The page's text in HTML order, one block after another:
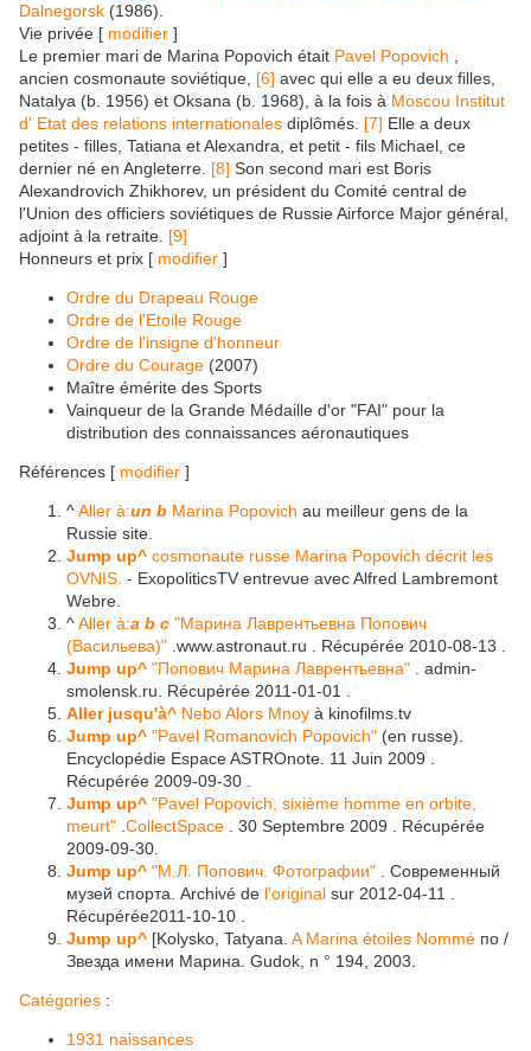
Dalnegorsk (1986).
Vie privée [ modifier ]
Le premier mari de Marina Popovich était Pavel Popovich
ancien cosmonaute soviétique, [6] avec qui elle a eu deux filles,
Natalya (b. 1956) et Oksana (b. 1968), à la fois à Moscou Institut
d' Etat des relations internationales diplômés. [7] Elle a deux
petites - filles, Tatiana et Alexandra, et petit - fils Michael, ce
dernier né en Angleterre. [8] Son second mari est Boris
Alexandrovich Zhikhorev, un président du Comité central de
l'Union des officiers soviétiques de Russie Airforce Major général,
adjoint à la retraite. [9]
Honneurs et prix [ modifier ]
Ordre du Drapeau Rouge
Ordre de l'Etoile Rouge
Ordre de l'insigne d'honneur
Ordre du Courage (2007)
Maître émérite des Sports
Vainqueur de la Grande Médaille d'or "FAI" pour la
distribution des connaissances aéronautiques
Références [ modifier ]
^Aller à:un b Marina Popovich au meilleur gens de la
Russie site.
Jump up^ cosmonaute russe Marina Popovich décrit les
OVNIS. - ExopoliticsTV entrevue avec Alfred Lambremont
Webre.
^Aller à:a b c "Марина Лаврентьевна Попович
(Васильева)" .www.astronaut.ru . Récupérée 2010-08-13 .
Jump up^ "Попович Марина Лаврентьевна" . admin-
smolensk.ru. Récupérée 2011-01-01 .
Aller jusqu'à^ Nebo Alors Mnoy à kinofilms.tv
Jump up^ "Pavel Romanovich Popovich" (en russe).
Encyclopédie Espace ASTROnote. 11 Juin 2009 .
Récupérée 2009-09-30 .
Jump up^ "Pavel Popovich, sixième homme en orbite,
meurt" CollectSpace . 30 Septembre 2009 . Récupérée
2009-09-30.
Jump up^ "М.Л. Попович. Фотографии" . Современный
музей спорта. Archivé de l'original sur 2012-04-11 .
Récupérée2011-10-10 .
Jump up^ [Kolysko, Tatyana. A Marina étoiles Nommé по /
Звезда имени Марина. Gudok, n ° 194, 2003.
Catégories :
1931 naissances